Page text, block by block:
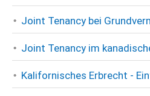
Joint Tenancy bei
Joint Tenancy im
Kalifornisches Erbrecht -